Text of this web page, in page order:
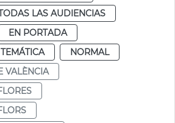
LAS AUDIENCIAS
EN PORTADA
NORMAL
VALÈNCIA